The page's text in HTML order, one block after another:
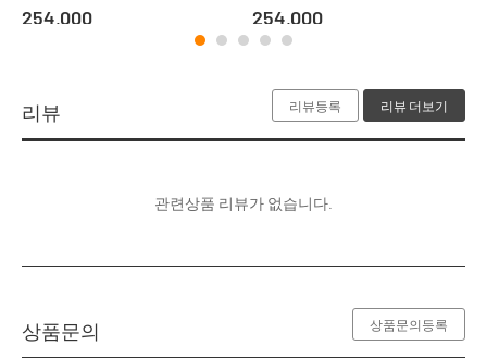
254,000 254,000
리뷰 리뷰등록 리뷰 더보기
관련상품 리뷰가 없습니다.
상품문의 상품문의등록